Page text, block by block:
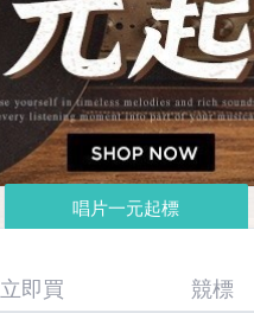
唱片一元起標
立即買 競標